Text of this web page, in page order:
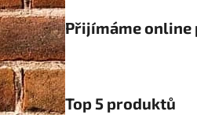
P
o
s
t
r
Přijímáme online
Top 5 produktů